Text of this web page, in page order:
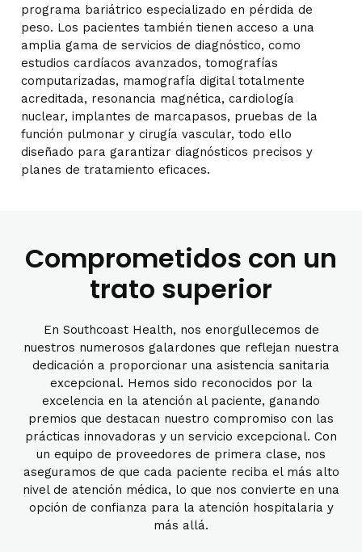
programa bariátrico especializado en pérdida de
peso. Los pacientes también tienen acceso a una
amplia gama de servicios de diagnóstico, como
estudios cardíacos avanzados, tomografías
computarizadas, mamografía digital totalmente
acreditada, resonancia magnética, cardiología
nuclear, implantes de marcapasos, pruebas de la
función pulmonar y cirugía vascular, todo ello
diseñado para garantizar diagnósticos precisos y
planes de tratamiento eficaces.
Comprometidos con un
trato superior
En Southcoast Health, nos enorgullecemos de
nuestros numerosos galardones que reflejan nuestra
dedicación a proporcionar una asistencia sanitaria
excepcional. Hemos sido reconocidos por la
excelencia en la atención al paciente, ganando
premios que destacan nuestro compromiso con las
prácticas innovadoras y un servicio excepcional. Con
un equipo de proveedores de primera clase, nos
aseguramos de que cada paciente reciba el más alto
nivel de atención médica, lo que nos convierte en una
opción de confianza para la atención hospitalaria y
más allá.